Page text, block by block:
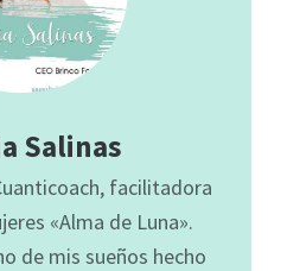
Salinas
facilitadora
«Alma de Luna».
de mis sueños hecho